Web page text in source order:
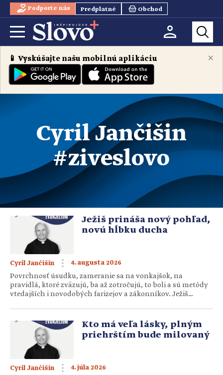
Podporte nás Predplatné Obchod
×
📱 Vyskúšajte našu mobilnú aplikáciu
Cyril Jančišin
#ziveslovo
Ježiš prináša nový pohľad,
novú hĺbku ducha
Cyril Jančišin 4. augusta 2026
Povrchnosť úsudku, zameranie sa na vonkajšok, na
pravidlá, ktoré zväzujú, ba až zotročujú, to boli a sú metódy
vtedajších i novodobých farizejov a zákonníkov. Ježiš
srdca človeka a v ňom vidí dobré i zlé myšlienky a úmysly,
ktoré sa nakoniec zrkadlia v skutkoch. Skúmajme teda
predovšetkým […]
Kto má veľa lásky, plným
priehrštím bude milovaný
Cyril Jančišin 4. júla 2026